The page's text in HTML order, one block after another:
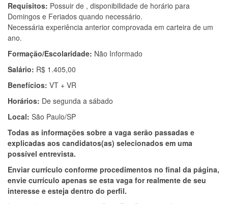
Requisitos: Possuir de , disponibilidade de horário para
Domingos e Feriados quando necessário.
Necessária experiência anterior comprovada em carteira de um
ano.
Formação/Escolaridade: Não Informado
Salário: R$ 1.405,00
Benefícios: VT + VR
Horários: De segunda a sábado
Local: São Paulo/SP
Todas as informações sobre a vaga serão passadas e
explicadas aos candidatos(as) selecionados em uma
possível entrevista.
Enviar currículo conforme procedimentos no final da página,
envie currículo apenas se esta vaga for realmente de seu
interesse e esteja dentro do perfil.